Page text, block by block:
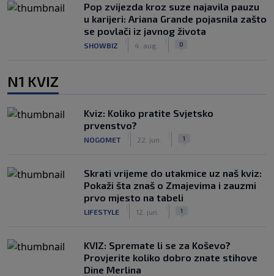
Pop zvijezda kroz suze najavila pauzu
u karijeri: Ariana Grande pojasnila zašto
se povlači iz javnog života
SHOWBIZ 4. aug. 0
N1 KVIZ
Kviz: Koliko pratite Svjetsko
prvenstvo?
NOGOMET 22. jun. 1
Skrati vrijeme do utakmice uz naš kviz:
Pokaži šta znaš o Zmajevima i zauzmi
prvo mjesto na tabeli
LIFESTYLE 12. jun. 1
KVIZ: Spremate li se za Koševo?
Provjerite koliko dobro znate stihove
Dine Merlina